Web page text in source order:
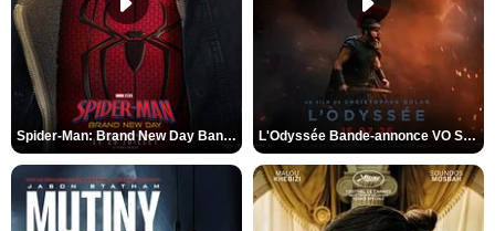
Spider-Man: Brand New Day Bande-annonce VO STFR L'Odyssée Bande-annonce VO STFR